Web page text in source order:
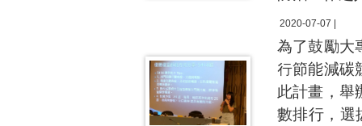
2020-07-07 |
為了鼓勵大
行節能減碳
此計畫，舉
數排行，選